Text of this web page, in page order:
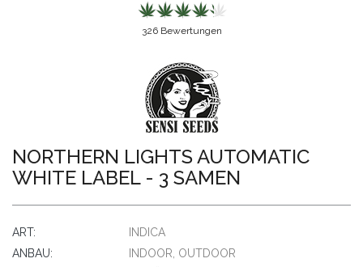
326Bewertungen
NORTHERN LIGHTS AUTOMATIC
WHITE LABEL - 3 SAMEN
ART:
INDICA
ANBAU:
INDOOR, OUTDOOR